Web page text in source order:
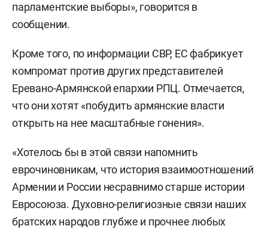
парламентские выборы», говорится в
сообщении.
Кроме того, по информации СВР, ЕС фабрикует
компромат против других представителей
Еревано-Армянской епархии РПЦ. Отмечается,
что они хотят «побудить армянские власти
открыть на нее масштабные гонения».
«Хотелось бы в этой связи напомнить
еврочиновникам, что история взаимоотношений
Армении и России несравнимо старше истории
Евросоюза. Духовно-религиозные связи наших
братских народов глубже и прочнее любых